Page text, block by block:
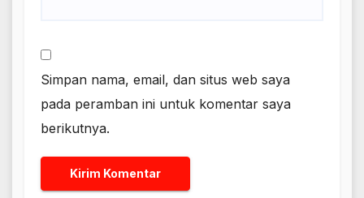
Simpan nama, email, dan situs web saya
pada peramban ini untuk komentar saya
berikutnya.